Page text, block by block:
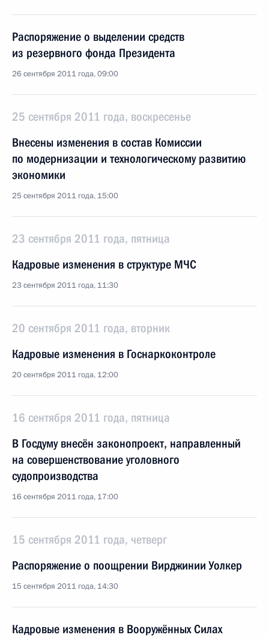
Распоряжение о выделении средств
из резервного фонда Президента
26 сентября 2011 года, 09:00
25 сентября 2011 года, воскресенье
Внесены изменения в состав Комиссии
по модернизации и технологическому развитию
экономики
25 сентября 2011 года, 15:00
23 сентября 2011 года, пятница
Кадровые изменения в структуре МЧС
23 сентября 2011 года, 11:30
20 сентября 2011 года, вторник
Кадровые изменения в Госнаркоконтроле
20 сентября 2011 года, 12:00
16 сентября 2011 года, пятница
В Госдуму внесён законопроект, направленный
на совершенствование уголовного
судопроизводства
16 сентября 2011 года, 17:00
15 сентября 2011 года, четверг
Распоряжение о поощрении Вирджинии Уолкер
15 сентября 2011 года, 14:30
Кадровые изменения в Вооружённых Силах